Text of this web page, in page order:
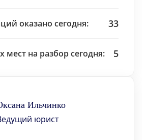
оказано сегодня: 33
мест на разбор сегодня: 5
Ильчинко
юрист